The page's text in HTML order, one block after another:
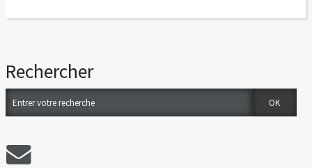
Rechercher